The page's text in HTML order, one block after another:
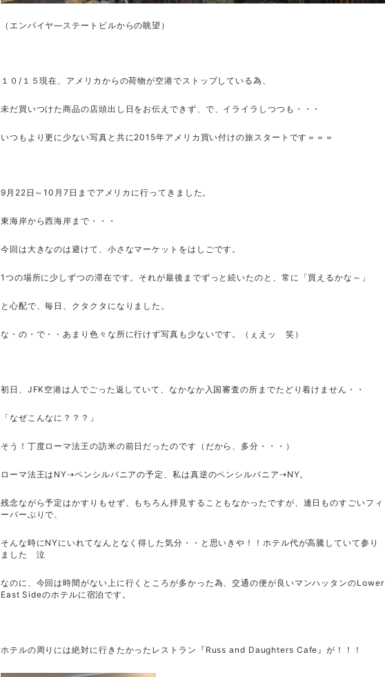
（エンパイヤ―ステートビルからの眺望）
１０/１５現在、アメリカからの荷物が空港でストップしている為、
未だ買いつけた商品の店頭出し日をお伝えできず、で、イライラしつつも・・・
いつもより更に少ない写真と共に2015年アメリカ買い付けの旅スタートです＝＝＝
9月22日～10月7日までアメリカに行ってきました。
東海岸から西海岸まで・・・
今回は大きなのは避けて、小さなマーケットをはしごです。
1つの場所に少しずつの滞在です。それが最後までずっと続いたのと、常に「買えるかな～」
と心配で、毎日、クタクタになりました。
な・の・で・・あまり色々な所に行けず写真も少ないです。（ぇえッ 笑）
初日、JFK空港は人でごった返していて、なかなか入国審査の所までたどり着けません・・
「なぜこんなに？？？」
そう！丁度ローマ法王の訪米の前日だったのです（だから、多分・・・）
ローマ法王はNY⇢ペンシルバニアの予定、私は真逆のペンシルバニア⇢NY。
残念ながら予定はかすりもせず、もちろん拝見することもなかったですが、連日ものすごいフィ
ーバーぶりで、
そんな時にNYにいれてなんとなく得した気分・・と思いきや！！ホテル代が高騰していて参り
ました 泣
なのに、今回は時間がない上に行くところが多かった為、交通の便が良いマンハッタンのLower
East Sideのホテルに宿泊です。
ホテルの周りには絶対に行きたかったレストラン『Russ and Daughters Cafe』が！！！